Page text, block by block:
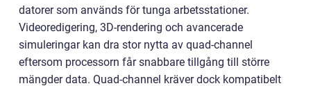
datorer som används för tunga arbetsstationer.
Videoredigering, 3D-rendering och avancerade
simuleringar kan dra stor nytta av quad-channel
eftersom processorn får snabbare tillgång till större
mängder data. Quad-channel kräver dock kompatibelt